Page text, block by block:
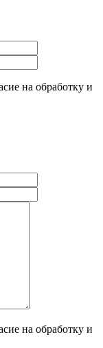
на обработку и
на обработку и